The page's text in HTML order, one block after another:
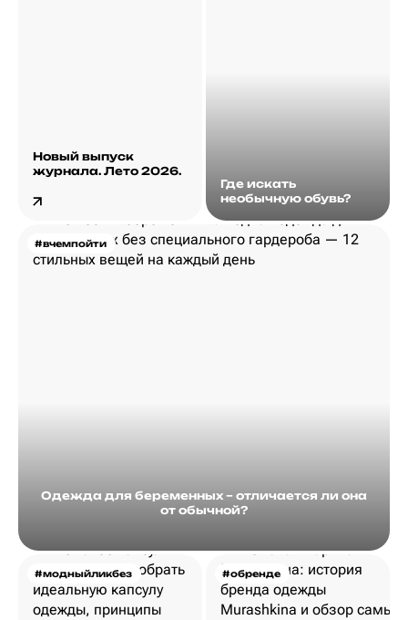
Новый выпуск
журнала. Лето 2026.
Где искать
необычную обувь?
#вчемпойти
Одежда для беременных – отличается ли она
от обычной?
#модныйликбез #обренде